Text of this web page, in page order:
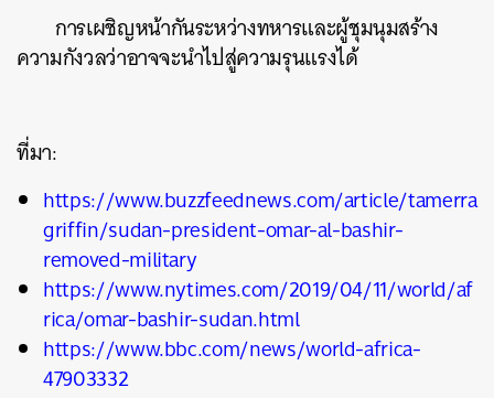
การเผชิญหน้ากันระหว่างทหารและผู้ชุมนุมสร้าง
ความกังวลว่าอาจจะนำไปสู่ความรุนแรงได้
ที่มา:
https://www.buzzfeednews.com/article/tamerra
griffin/sudan-president-omar-al-bashir-
removed-military
https://www.nytimes.com/2019/04/11/world/af
rica/omar-bashir-sudan.html
https://www.bbc.com/news/world-africa-
47903332